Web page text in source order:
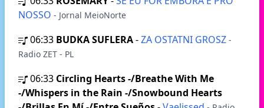
NOSSO - Jornal MeioNorte
06:33 BUDKA SUFLERA-ZA OSTATNI GROSZ -
Radio ZET - PL
06:33 Circling Hearts -/Breathe With Me
-/Whispers in the Rain -/Snowbound Hearts